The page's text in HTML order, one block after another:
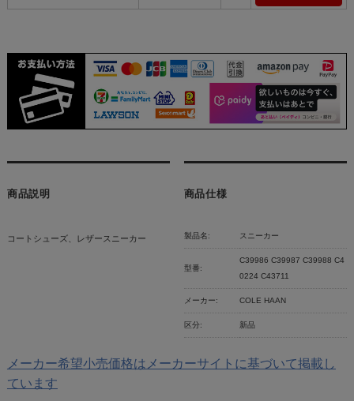
商品説明
コートシューズ、レザースニーカー
商品仕様
製品名: スニーカー
型番:
C39986 C39987 C39988 C4
0224 C43711
メーカー: COLE HAAN
区分: 新品
メーカー希望小売価格はメーカーサイトに基づいて掲載し
ています